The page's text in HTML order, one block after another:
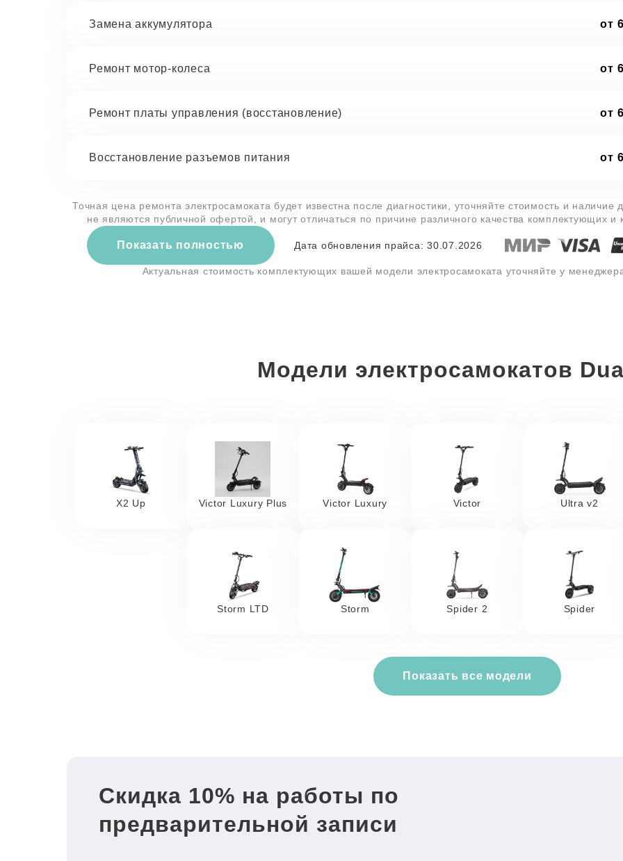
Замена аккумулятора от
Ремонт мотор-колеса от
Ремонт платы управления (восстановление) от
Восстановление разъемов питания от
Точная цена ремонта электросамоката будет известна после диагностики, уточняйте стоимость и наличие
не являются публичной офертой, и могут отличаться по причине различного качества комплектующих
Показать полностью Дата обновления прайса: 30.07.2026
Актуальная стоимость комплектующих вашей модели электросамоката уточняйте у
Модели электросамокатов
X2 Up Victor Luxury Plus Victor Luxury Victor Ultra v2
Storm LTD Storm Spider 2 Spider
Показать все модели
Скидка 10% на работы по
предварительной записи